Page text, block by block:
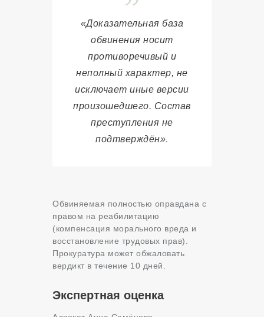
«Доказательная база
обвинения носит
противоречивый и
неполный характер, не
исключает иные версии
произошедшего. Состав
преступления не
подтверждён».
Обвиняемая полностью оправдана с
правом на реабилитацию
(компенсация морального вреда и
восстановление трудовых прав).
Прокуратура может обжаловать
вердикт в течение 10 дней.
Экспертная оценка